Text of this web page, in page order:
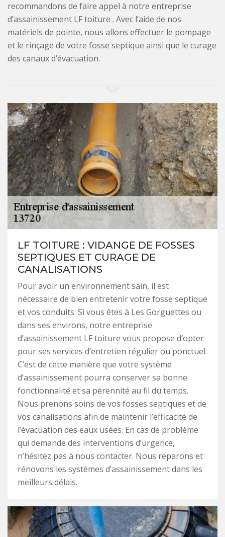
recommandons de faire appel à notre entreprise
d’assainissement LF toiture . Avec l’aide de nos
matériels de pointe, nous allons effectuer le pompage
et le rinçage de votre fosse septique ainsi que le curage
des canaux d’évacuation.
LF TOITURE : VIDANGE DE FOSSES
SEPTIQUES ET CURAGE DE
CANALISATIONS
Pour avoir un environnement sain, il est
nécessaire de bien entretenir votre fosse septique
et vos conduits. Si vous êtes à Les Gorguettes ou
dans ses environs, notre entreprise
d’assainissement LF toiture vous propose d’opter
pour ses services d’entretien régulier ou ponctuel.
C’est de cette manière que votre système
d’assainissement pourra conserver sa bonne
fonctionnalité et sa pérennité au fil du temps.
Nous prenons soins de vos fosses septiques et de
vos canalisations afin de maintenir l’efficacité de
l’évacuation des eaux usées. En cas de problème
qui demande des interventions d’urgence,
n’hésitez pas à nous contacter. Nous reparons et
rénovons les systèmes d’assainissement dans les
meilleurs délais.